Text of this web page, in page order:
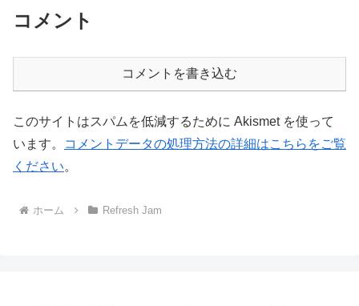
コメント
コメントを書き込む
このサイトはスパムを低減するために Akismet を使って
います。
コメントデータの処理方法の詳細はこちらをご覧
ください。
ホーム Refresh Jam